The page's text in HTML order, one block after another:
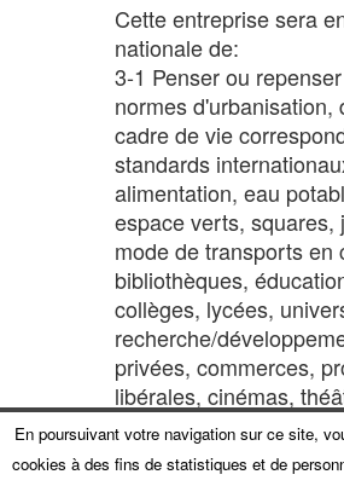
Cette entreprise sera
nationale de:
3-1 Penser ou
normes d'urbanisation,
cadre de vie
standards
alimentation, eau
espace verts, squares,
mode de transports en
bibliothèques,
collèges, lycées,
recherche/
privées, commerces,
libérales, cinémas,
sera livré en CD sur
cognitif un plan cadre
En poursuivant votre navigation sur ce site,
cookies à des fins de statistiques et de